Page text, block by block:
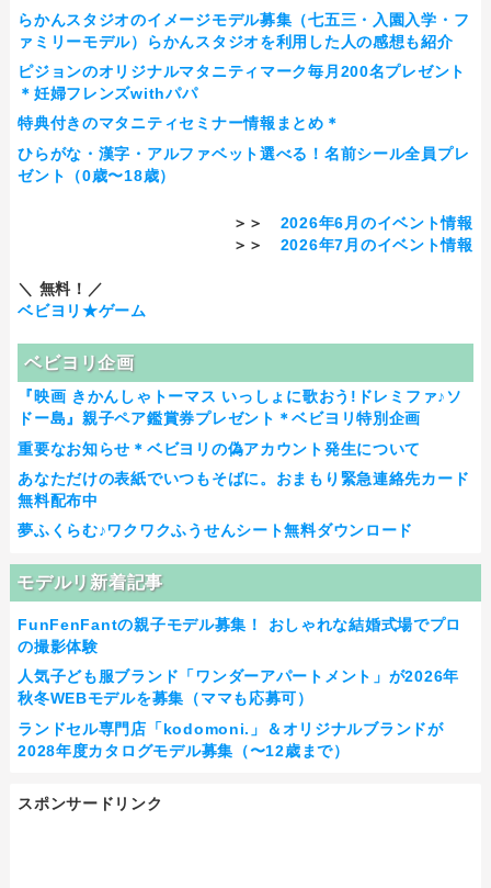
らかんスタジオのイメージモデル募集（七五三・入園入学・フ
ァミリーモデル）らかんスタジオを利用した人の感想も紹介
ピジョンのオリジナルマタニティマーク毎月200名プレゼント
＊妊婦フレンズwithパパ
特典付きのマタニティセミナー情報まとめ＊
ひらがな・漢字・アルファベット選べる！名前シール全員プレ
ゼント（0歳〜18歳）
＞＞ 2026年6月のイベント情報
＞＞ 2026年7月のイベント情報
＼ 無料！／
ベビヨリ★ゲーム
ベビヨリ企画
『映画 きかんしゃトーマス いっしょに歌おう!ドレミファ♪ソ
ドー島』親子ペア鑑賞券プレゼント＊ベビヨリ特別企画
重要なお知らせ＊ベビヨリの偽アカウント発生について
あなただけの表紙でいつもそばに。おまもり緊急連絡先カード
無料配布中
夢ふくらむ♪ワクワクふうせんシート無料ダウンロード
モデルリ新着記事
FunFenFantの親子モデル募集！ おしゃれな結婚式場でプロ
の撮影体験
人気子ども服ブランド「ワンダーアパートメント」が2026年
秋冬WEBモデルを募集（ママも応募可）
ランドセル専門店「kodomoni.」＆オリジナルブランドが
2028年度カタログモデル募集（〜12歳まで）
スポンサードリンク